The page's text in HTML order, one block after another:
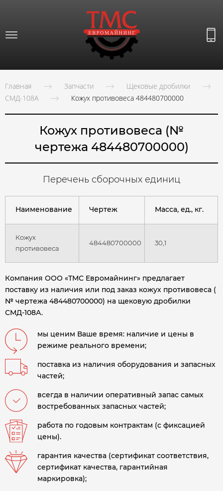
Главная Запчасти
Щековые дробилки
СМД-108А
Кожух противовеса 484480700000
Кожух противовеса (№
чертежа 484480700000)
Перечень сборочных единиц
Наименование Чертеж Масса, ед., кг.
Кожух
противовеса
484480700000 30,1
Компания ООО «ТМС Евромайнинг» предлагает
поставку из наличия или под заказ кожух противовеса (
№ чертежа 484480700000) на щековую дробилки
СМД-108А.
мы ценим Ваше время: наличие и цены в
режиме реального времени;
поставка из наличия оборудования и запасных
частей;
всегда в наличии оперативный запас самых
востребованных запасных частей;
работа по годовым контрактам (с фиксацией
цены).
гарантия качества (сертификат соответствия,
сертификат качества, гарантийная
маркировка);